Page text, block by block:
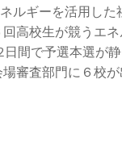
ルギーを活用した
高校生が競うエ
間で予選本選が
審査部門に６校